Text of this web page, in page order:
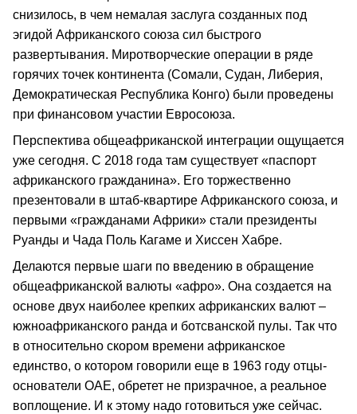
снизилось, в чем немалая заслуга созданных под
эгидой Африканского союза сил быстрого
развертывания. Миротворческие операции в ряде
горячих точек континента (Сомали, Судан, Либерия,
Демократическая Республика Конго) были проведены
при финансовом участии Евросоюза.
Перспектива общеафриканской интеграции ощущается
уже сегодня. С 2018 года там существует «паспорт
африканского гражданина». Его торжественно
презентовали в штаб-квартире Африканского союза, и
первыми «гражданами Африки» стали президенты
Руанды и Чада Поль Кагаме и Хиссен Хабре.
Делаются первые шаги по введению в обращение
общеафриканской валюты «афро». Она создается на
основе двух наиболее крепких африканских валют –
южноафриканского ранда и ботсванской пулы. Так что
в относительно скором времени африканское
единство, о котором говорили еще в 1963 году отцы-
основатели ОАЕ, обретет не призрачное, а реальное
воплощение. И к этому надо готовиться уже сейчас.